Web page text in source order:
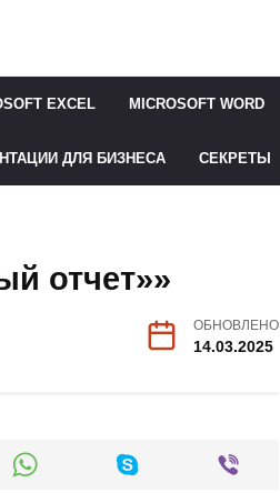
EXCEL MICROSOFT WORD
ДЛЯ БИЗНЕСА СЕКРЕТЫ
отчет»»
ОБНОВЛЕНО
14.03.2025